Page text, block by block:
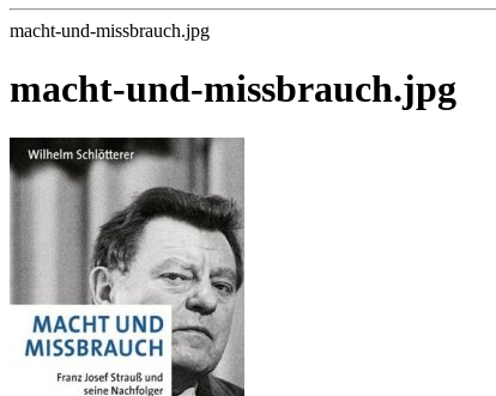
macht-und-missbrauch.jpg
macht-und-missbrauch.jpg